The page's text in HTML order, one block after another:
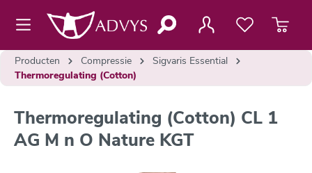
hoofdinhoud
Producten Compressie
Sigvaris Essential
Thermoregulating (Cotton)
Thermoregulating (Cotton) CL 1
AG M n O Nature KGT